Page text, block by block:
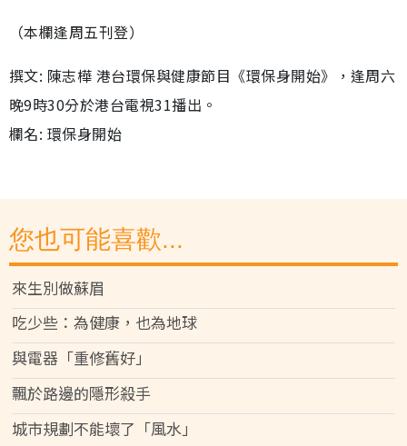
（本欄逢周五刊登）
撰文: 陳志樺 港台環保與健康節目《環保身開始》，逢周六
晚9時30分於港台電視31播出。
欄名: 環保身開始
您也可能喜歡...
來生別做蘇眉
吃少些：為健康，也為地球
與電器「重修舊好」
飄於路邊的隱形殺手
城市規劃不能壞了「風水」